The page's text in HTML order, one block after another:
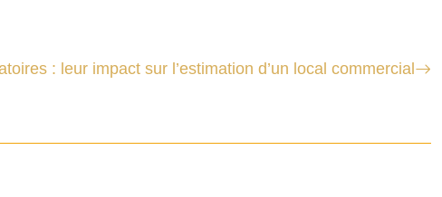
: leur impact sur l’estimation d’un local commercial